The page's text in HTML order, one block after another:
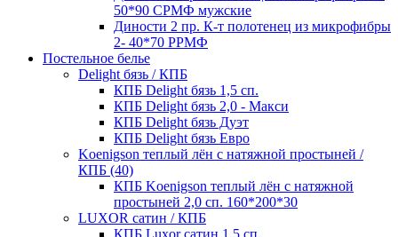
50*90 СРМФ мужские
Диности 2 пр. К-т полотенец из микрофибры
2- 40*70 РРМФ
Постельное белье
Delight бязь / КПБ
КПБ Delight бязь 1,5 сп.
КПБ Delight бязь 2,0 - Макси
КПБ Delight бязь Дуэт
КПБ Delight бязь Евро
Koenigson теплый лён с натяжной простыней /
КПБ (40)
КПБ Koenigson теплый лён с натяжной
простыней 2,0 сп. 160*200*30
LUXOR сатин / КПБ